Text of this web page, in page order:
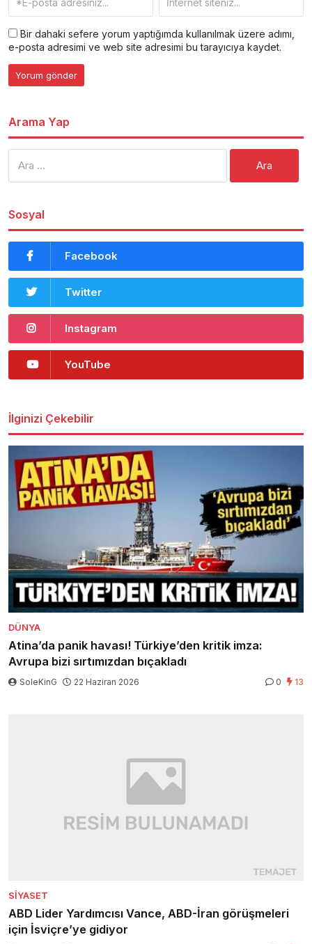
Bir dahaki sefere yorum yaptığımda kullanılmak üzere adımı,
e-posta adresimi ve web site adresimi bu tarayıcıya kaydet.
Arama Yap
Sosyal
Facebook
Twitter
Instagram
YouTube
İlginizi Çekebilir
DÜNYA
Atina’da panik havası! Türkiye’den kritik imza:
Avrupa bizi sırtımızdan bıçakladı
SoleKinG 22 Haziran 2026 0 13
SIYASET
ABD Lider Yardımcısı Vance, ABD-İran görüşmeleri
için İsviçre’ye gidiyor